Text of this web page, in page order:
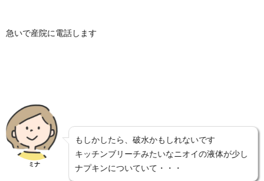
急いで産院に電話します
ミナ
もしかしたら、破水かもしれないです
キッチンブリーチみたいなニオイの液体が少し
ナプキンについていて・・・